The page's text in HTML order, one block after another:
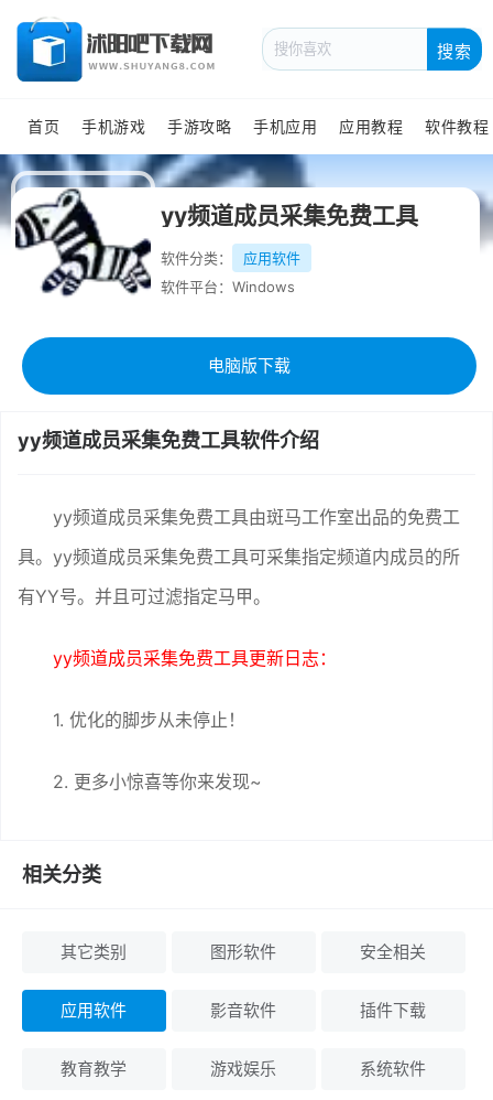
搜索
首页 手机游戏 手游攻略 手机应用 应用教程 软件教程
yy频道成员采集免费工具
软件分类：
应用软件
软件平台：Windows
电脑版下载
yy频道成员采集免费工具软件介绍
yy频道成员采集免费工具由斑马工作室出品的免费工
具。yy频道成员采集免费工具可采集指定频道内成员的所
有YY号。并且可过滤指定马甲。
yy频道成员采集免费工具更新日志：
1. 优化的脚步从未停止！
2. 更多小惊喜等你来发现~
相关分类
其它类别 图形软件 安全相关
应用软件 影音软件 插件下载
教育教学 游戏娱乐 系统软件